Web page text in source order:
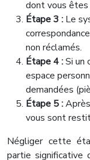
dont vous êtes
Étape 3 : Le
non réclamés.
Étape 4 :Si un
espace
demandées
Étape 5 :
vous sont
Négliger cette
partie significative